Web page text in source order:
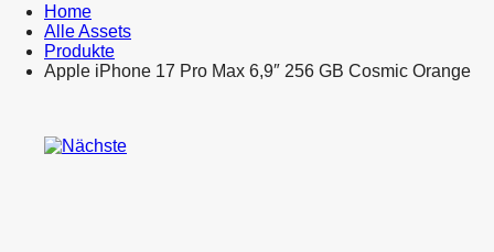
Home
Alle Assets
Produkte
Apple iPhone 17 Pro Max 6,9″ 256 GB Cosmic Orange